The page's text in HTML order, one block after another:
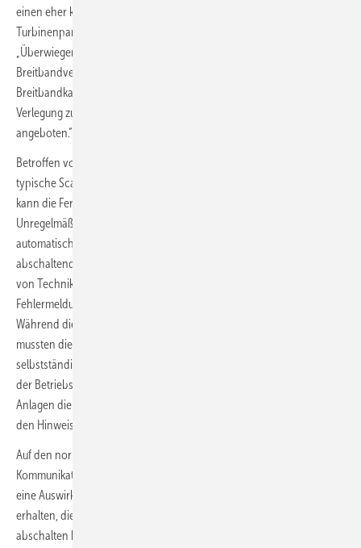
einen eher kleinen Teil der Enercon-Anlagen und vor allem ältere
Turbinenparks, wie Enercon-Sprecher Rehwald betont.
„Überwiegend werden unsere Windparks heute über
Breitbandverbindungen angeschlossen. Doch dort, wo keine
Breitbandkabelübertragung möglich oder ein Anschluss mitsamt einer
Verlegung zu teuer wäre, haben wir bisher die Satellitenverbindung
angeboten.“
Betroffen von dem Schaden bei Enercon war dabei insbesondere die
typische Scada-Datenübertragung. Mit diesem digitalen Datenstrom
kann die Fernüberwachung etwaige und gewöhnliche
Unregelmäßigkeiten in der Anlagentechnologie erkennen. Auch
automatisch aufgrund von Fehlermeldungen zur Sicherheit
abschaltende Windturbinen lassen sich über die Fernüberwachung
von Technikern überprüfen und bei keinen anhaltenden
Fehlermeldungen aus der Ferne auch wieder in Betrieb setzen.
Während die Datenübertragung allerdings unterbrochen war,
mussten die Windparkbetreiber den Enercon-Wartungsservice
selbstständig über ausgefallene Anlagen informieren, oder beim Blick
der Betriebsführung auf Bildschirme und Anzeigen im Innern der
Anlagen die Probleme erkennen und dem Enercon-Wartungsdienst
den Hinweis geben.+#
Auf den normalen Stromerzeugungsbetrieb hatte der
Kommunikations-Ausfall dagegen gemäß den Enercon-Angaben nie
eine Auswirkung. Die Fernsteuerbarkeit durch die Netzbetreiber blieb
erhalten, die somit auch bei Netzproblemen die Anlagen weiterhin
abschalten konnten. „Die Netzbetreiber haben weiterhin